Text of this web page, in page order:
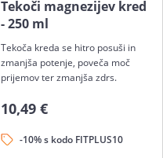
Tekoči magnezijev kred
- 250 ml
Tekoča kreda se hitro posuši in
zmanjša potenje, poveča moč
prijemov ter zmanjša zdrs.
10,49 €
-10% s kodo FITPLUS10